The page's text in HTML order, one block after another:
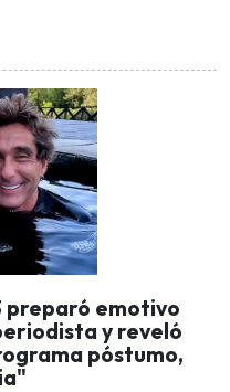
preparó emotivo
y reveló
póstumo,